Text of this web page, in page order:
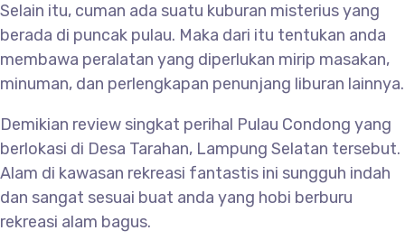
Selain itu, cuman ada suatu kuburan misterius yang
berada di puncak pulau. Maka dari itu tentukan anda
membawa peralatan yang diperlukan mirip masakan,
minuman, dan perlengkapan penunjang liburan lainnya.
Demikian review singkat perihal Pulau Condong yang
berlokasi di Desa Tarahan, Lampung Selatan tersebut.
Alam di kawasan rekreasi fantastis ini sungguh indah
dan sangat sesuai buat anda yang hobi berburu
rekreasi alam bagus.